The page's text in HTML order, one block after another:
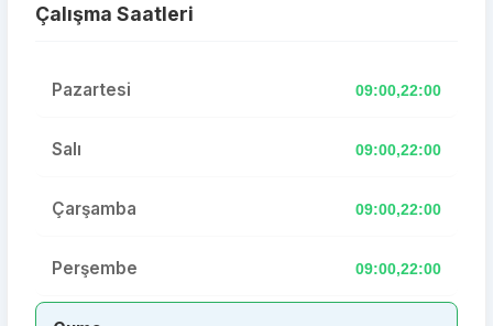
Çalışma Saatleri
Pazartesi 09:00,22:00
Salı 09:00,22:00
Çarşamba 09:00,22:00
Perşembe 09:00,22:00